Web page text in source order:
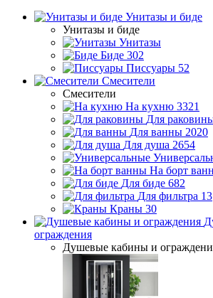
Унитазы и биде
Унитазы и биде
Унитазы
Биде 302
Писсуары 52
Смесители
Смесители
На кухню 3321
Для
Для ванны 2020
Для душа 2654
На борт
Для биде 682
Для фильтра 13
Краны 30
ограждения
Душевые кабины и